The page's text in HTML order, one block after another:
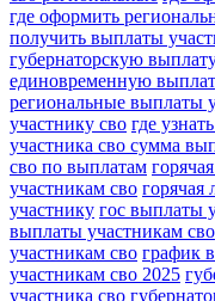
где оформить
получить выплаты
губернаторскую
единовременную
региональные выплаты
участнику сво где
участника сво сумма
сво по выплатам
участникам сво
участнику гос выплаты
выплаты участникам сво
участникам сво график
участникам сво 2025
участника сво